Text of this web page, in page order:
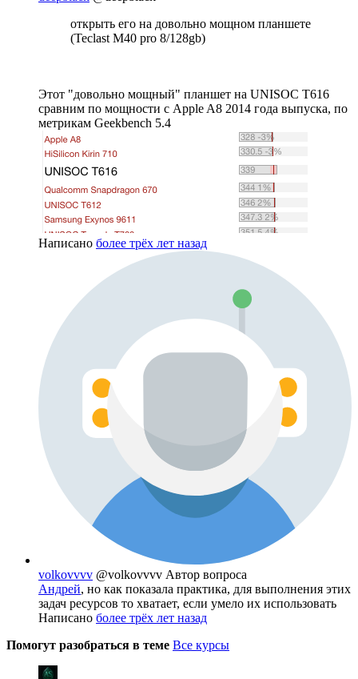
открыть его на довольно мощном планшете
(Teclast M40 pro 8/128gb)
Этот "довольно мощный" планшет на UNISOC T616
сравним по мощности с Apple A8 2014 года выпуска, по
метрикам Geekbench 5.4
Написано более трёх лет назад
volkovvvv @volkovvvv Автор вопроса
Андрей, но как показала практика, для выполнения этих
задач ресурсов то хватает, если умело их использовать
Написано более трёх лет назад
Помогут разобраться в теме Все курсы